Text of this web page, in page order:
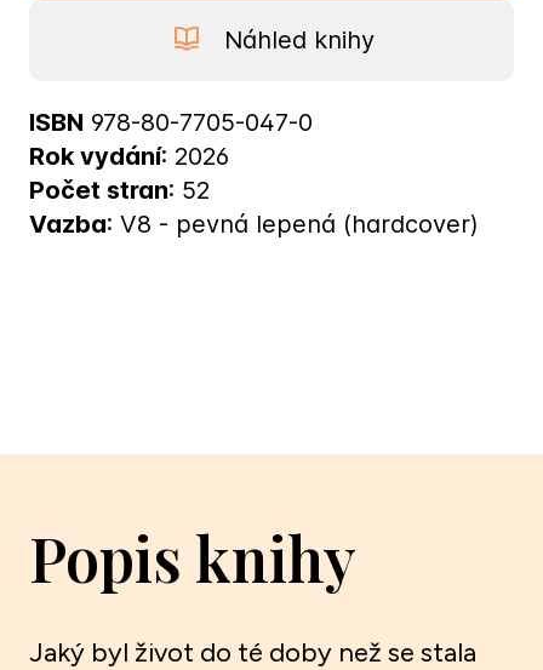
Náhled knihy
ISBN 978-80-7705-047-0
Rok vydání: 2026
Počet stran: 52
Vazba: V8 - pevná lepená (hardcover)
Popis knihy
Jaký byl život do té doby než se stala